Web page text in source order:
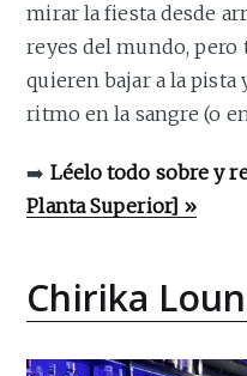
mirar la fiesta desde
reyes del mundo, pero
quieren bajar a la pista
ritmo en la sangre (o
➡️ Léelo todo sobre y
Planta Superior] »
Chirika